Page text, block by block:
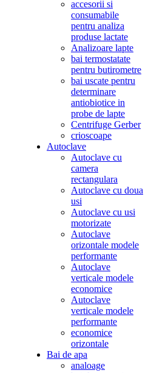
accesorii si
consumabile
pentru analiza
produse lactate
Analizoare lapte
bai termostatate
pentru butirometre
bai uscate pentru
determinare
antiobiotice in
probe de lapte
Centrifuge Gerber
crioscoape
Autoclave
Autoclave cu
camera
rectangulara
Autoclave cu doua
usi
Autoclave cu usi
motorizate
Autoclave
orizontale modele
performante
Autoclave
verticale modele
economice
Autoclave
verticale modele
performante
economice
orizontale
Bai de apa
analoage